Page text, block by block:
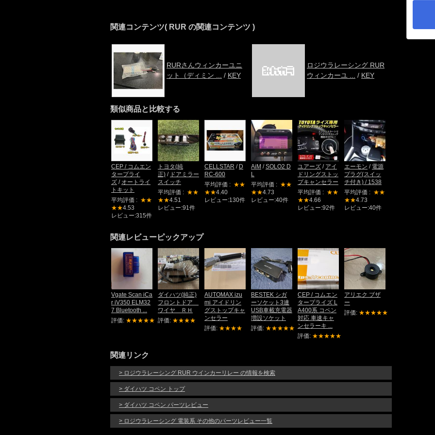
関連コンテンツ( RUR の関連コンテンツ )
RURさんウィンカーユニ
ット（ディミン ...
/ KEY
ロジウラレーシング RUR
ウィンカーユ ...
/ KEY
類似商品と比較する
CEP / コムエン
タープライ
ズ / オートライ
トキット
平均評価 : ★★
★★4.53
レビュー:315件
トヨタ(純
正) / ドアミラー
スイッチ
平均評価 : ★★
★★4.51
レビュー:91件
CELLSTAR / D
RC-600
平均評価 : ★★
★★4.40
レビュー:130件
AiM /SOLO2 D
L
平均評価 : ★★
★★4.73
レビュー:40件
ユアーズ / アイ
ドリングストッ
プキャンセラー
平均評価 : ★★
★★4.66
レビュー:92件
エーモン / 電源
プラグ(スイッ
チ付き) / 1538
平均評価 : ★★
★★4.73
レビュー:40件
関連レビューピックアップ
Vgate Scan iCa
r iV350 ELM32
7 Bluetooth ...
評価: ★★★★★
ダイハツ(純正)
フロントドア
ワイヤ ＲＨ
評価: ★★★★
AUTOMAX izu
mi アイドリン
グストップキャ
ンセラー
評価: ★★★★
BESTEK シガ
ーソケット3連
USB車載充電器
増設ソケット
評価: ★★★★★
CEP / コムエン
タープライズ L
A400系 コペン
対応 車速キャ
ンセラーキ ...
評価: ★★★★★
アリエク ブザ
ー
評価: ★★★★★
関連リンク
> ロジウラレーシング RUR ウインカーリレー の情報を検索
> ダイハツ コペン トップ
> ダイハツ コペン パーツレビュー
> ロジウラレーシング 電装系 その他のパーツレビュー一覧